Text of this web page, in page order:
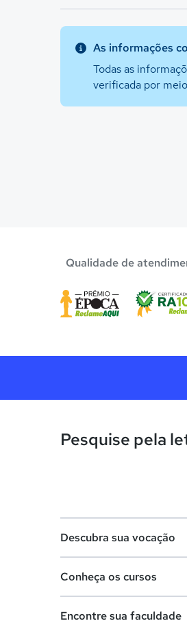
As informações
Todas as
verificada por
Qualidade de
Pesquise pela
Descubra sua vocação
Conheça os cursos
Encontre sua faculdade